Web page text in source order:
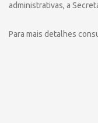
administrativas, a
Para mais detalhes